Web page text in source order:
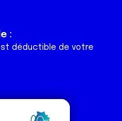
:
déductible de votre